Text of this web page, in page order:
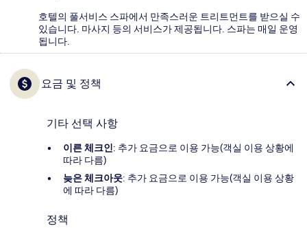
호텔의 풀서비스 스파에서 만족스러운 트리트먼트를 받으실 수
있습니다. 마사지 등의 서비스가 제공됩니다. 스파는 매일 운영
됩니다.
요금 및 정책
기타 선택 사항
이른 체크인: 추가 요금으로 이용 가능(객실 이용 상황에
따라 다름)
늦은 체크아웃: 추가 요금으로 이용 가능(객실 이용 상황
에 따라 다름)
정책